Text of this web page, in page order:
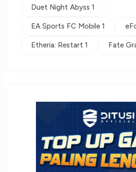
Duet Night Abyss 1
EA Sports FC Mobile 1
Etheria: Restart 1 Fate